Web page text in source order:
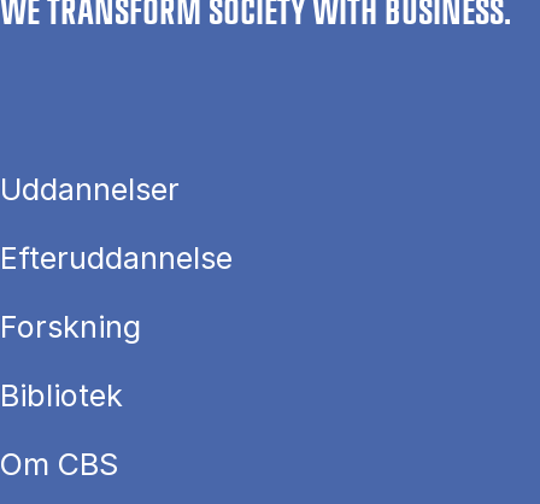
WE TRANSFORM SOCIETY WITH BUSINESS.
Uddannelser
Efteruddannelse
Forskning
Bibliotek
Om CBS